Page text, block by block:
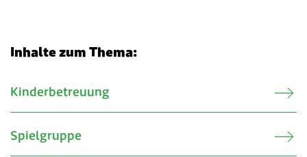
Verwandte Inhalte
Inhalte zum Thema:
Kinderbetreuung
Spielgruppe
Energie & Wasser
Abfall
Tiere
Schulverwaltung
Kindertagesstätte
Mitarbeitende